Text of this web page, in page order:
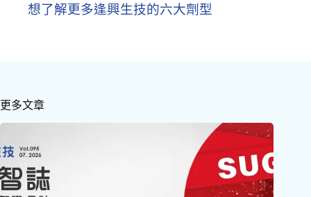
想了解更多逢興生技的六大劑型
更多文章